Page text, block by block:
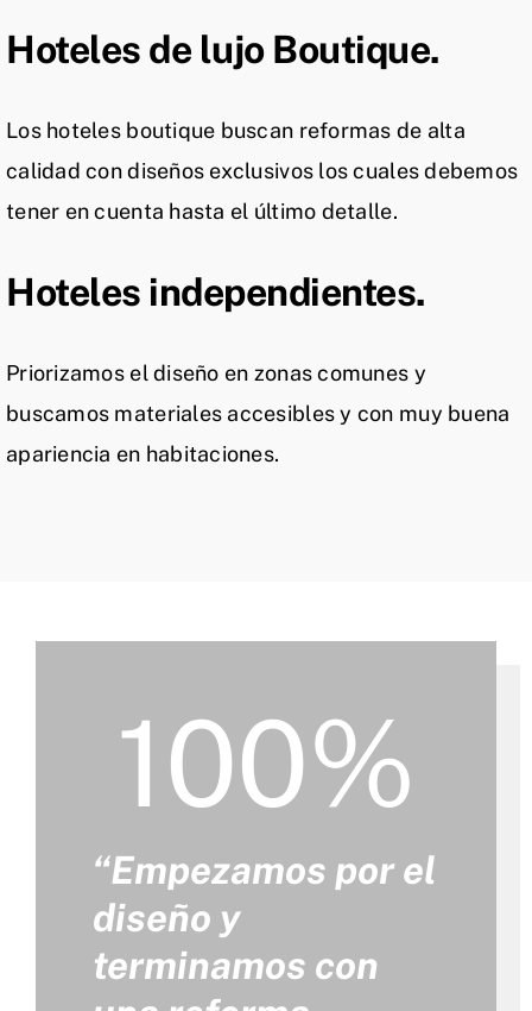
Hoteles de lujo Boutique.
Los hoteles boutique buscan reformas de alta
calidad con diseños exclusivos los cuales debemos
tener en cuenta hasta el último detalle.
Hoteles independientes.
Priorizamos el diseño en zonas comunes y
buscamos materiales accesibles y con muy buena
apariencia en habitaciones.
100%
“Empezamos por el
diseño y
terminamos con